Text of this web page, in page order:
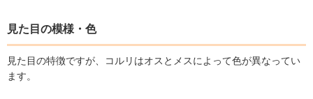
見た目の模様・色
見た目の特徴ですが、コルリはオスとメスによって色が異なってい
ます。